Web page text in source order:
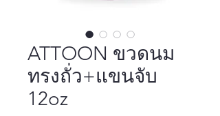
ATTOON ขวดนม
ทรงถั่ว+แขนจับ
12oz